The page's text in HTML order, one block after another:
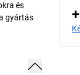
és
gyártás